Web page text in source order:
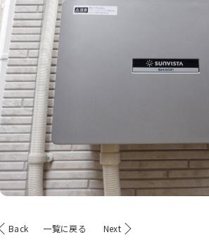
Back 一覧に戻る Next